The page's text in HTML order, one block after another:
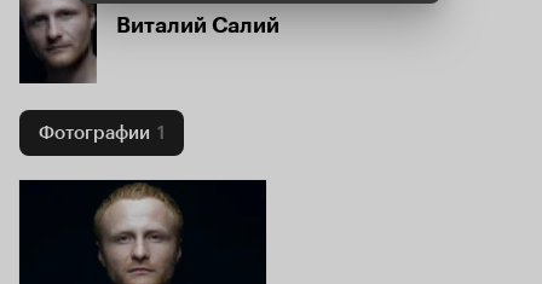
Виталий Салий
Фотографии 1